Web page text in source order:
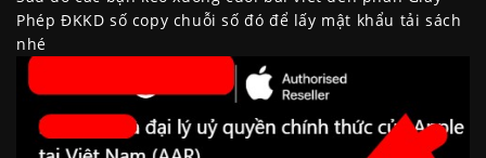
Phép ĐKKD số copy chuỗi số đó để lấy mật khẩu tải sách
nhé